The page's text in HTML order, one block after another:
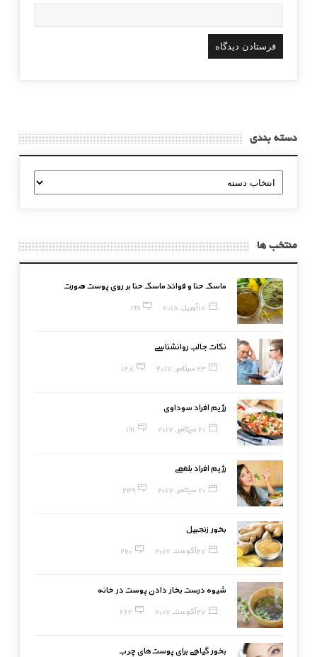
دسته بندی
دسته
بندی
منتخب ها
ماسک حنا و فوائد ماسک حنا بر روی پوست صورت
18 آوریل, 2018 199
نکات جالب روانشناسی
23 سپتامبر, 2017 148
رژیم افراد سوداوی
20 سپتامبر, 2017 191
رژیم افراد بلغمی
20 سپتامبر, 2017 249
بخور زنجبیل
27 آگوست, 2017 260
شیوه درست بخار دادن پوست در خانه
27 آگوست, 2017 262
بخور گیاهی برای پوست‌های چرب